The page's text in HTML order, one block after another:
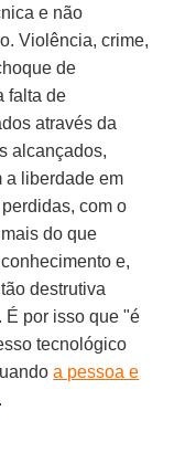
e não
Violência, crime,
de
falta de
através da
alcançados,
a liberdade em
com o
do que
e,
destrutiva
É por isso que "é
tecnológico
a pessoa e